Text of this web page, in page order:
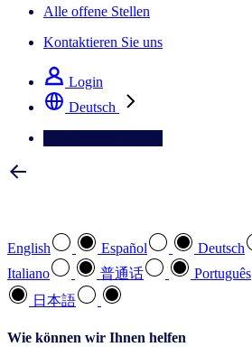
Alle offene Stellen
Kontaktieren Sie uns
Login
Deutsch
English Español Deutsch
Italiano
普通话 Português
日本語
Wie können wir Ihnen helfen